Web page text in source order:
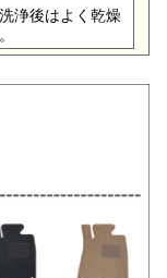
浄後はよく乾燥